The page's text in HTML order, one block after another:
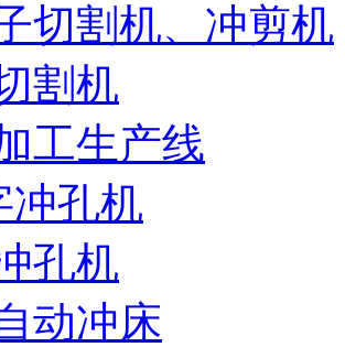
切割机、冲剪机
割机
工生产线
冲孔机
孔机
动冲床